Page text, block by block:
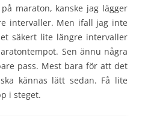
maraton, kanske jag lägger
intervaller. Men ifall jag inte
säkert lite längre intervaller
Sen ännu några
pass. Mest bara för att det
kännas lätt sedan. Få lite
i steget.